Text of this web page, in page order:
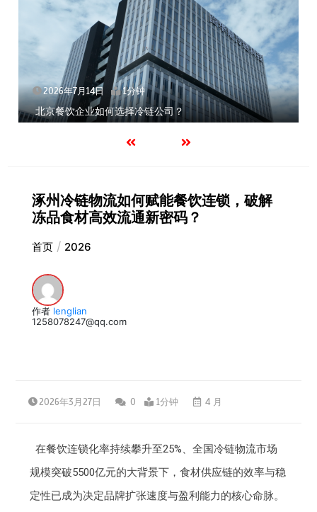
2026年7月14日 1分钟
北京餐饮企业如何选择冷链公司？
涿州冷链物流如何赋能餐饮连锁，破解
冻品食材高效流通新密码？
首页 2026
作者 lenglian
1258078247@qq.com
2026年3月27日 0 1分钟 4 月
在餐饮连锁化率持续攀升至25%、全国冷链物流市场
规模突破5500亿元的大背景下，食材供应链的效率与稳
定性已成为决定品牌扩张速度与盈利能力的核心命脉。